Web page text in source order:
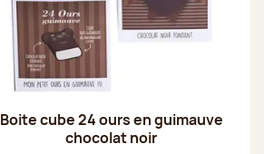
Boite cube 24 ours en guimauve
chocolat noir